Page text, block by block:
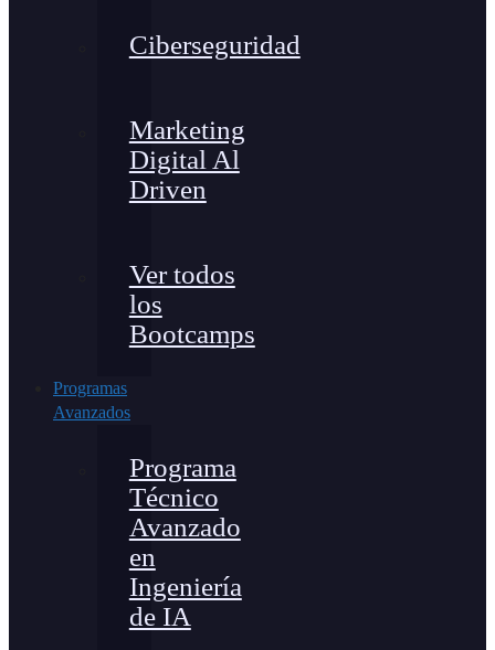
Ciberseguridad
Marketing
Digital Al
Driven
Ver todos
los
Bootcamps
Programas
Avanzados
Programa
Técnico
Avanzado
en
Ingeniería
de IA